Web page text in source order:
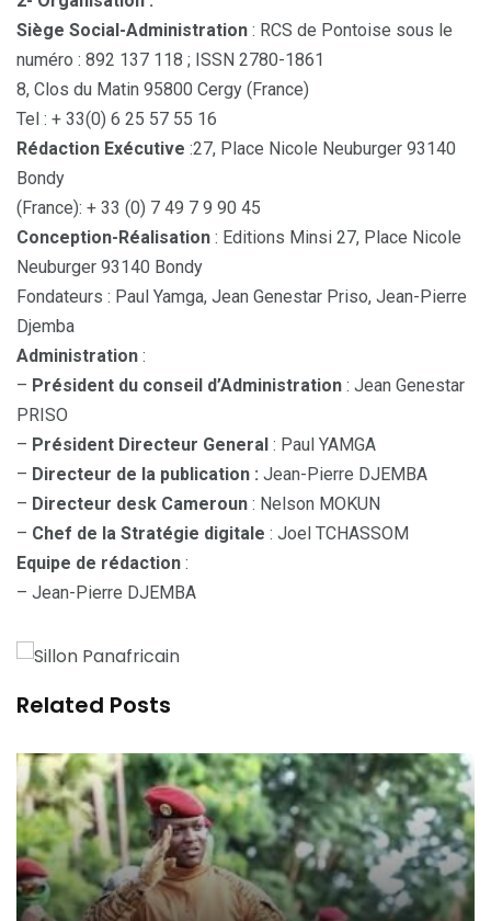
Siège Social-Administration : RCS de Pontoise sous le
numéro : 892 137 118 ; ISSN 2780-1861
8, Clos du Matin 95800 Cergy (France)
Tel : + 33(0) 6 25 57 55 16
Rédaction Exécutive :27, Place Nicole Neuburger 93140
Bondy
(France): + 33 (0) 7 49 7 9 90 45
Conception-Réalisation : Editions Minsi 27, Place Nicole
Neuburger 93140 Bondy
Fondateurs : Paul Yamga, Jean Genestar Priso, Jean-Pierre
Djemba
Administration :
– Président du conseil d’Administration : Jean Genestar
PRISO
– Président Directeur General : Paul YAMGA
– Directeur de la publication : Jean-Pierre DJEMBA
– Directeur desk Cameroun : Nelson MOKUN
– Chef de la Stratégie digitale : Joel TCHASSOM
Equipe de rédaction :
– Jean-Pierre DJEMBA
Related Posts